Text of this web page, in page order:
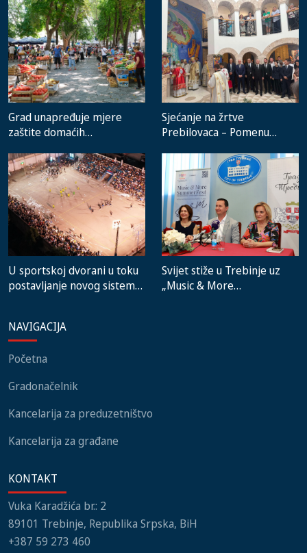
Grad unapređuje mjere
zaštite domaćih
pijace
Sjećanje na žrtve
Prebilovaca – Pomenu
institucija, lokalnih
zajednica i građani
U sportskoj dvorani u toku
postavljanje novog sistema
Svijet stiže u Trebinje uz
„Music & More
NAVIGACIJA
Početna
Gradonačelnik
Kancelarija za preduzetništvo
Kancelarija za građane
KONTAKT
Vuka Karadžića br.: 2
89101 Trebinje, Republika Srpska, BiH
+387 59 273 460